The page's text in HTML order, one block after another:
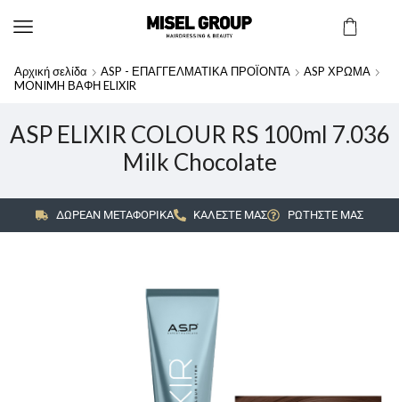
Αρχική σελίδα ASP - ΕΠΑΓΓΕΛΜΑΤΙΚΑ ΠΡΟΪΟΝΤΑ
ASP ΧΡΩΜΑ
MONIMH ΒΑΦΗ ELIXIR
ASP ELIXIR COLOUR RS 100ml 7.036
Milk Chocolate
ΔΩΡΕΑΝ ΜΕΤΑΦΟΡΙΚΑ ΚΑΛΕΣΤΕ ΜΑΣ ΡΩΤΗΣΤΕ ΜΑΣ